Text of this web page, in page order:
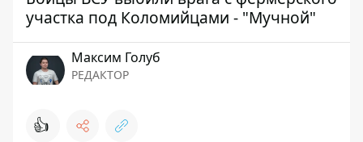
участка под Коломийцами - "Мучной"
Максим Голуб
РЕДАКТОР
👍